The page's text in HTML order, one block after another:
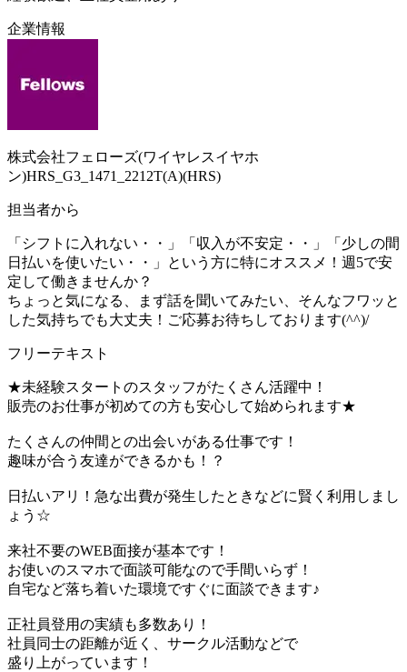
企業情報
株式会社フェローズ(ワイヤレスイヤホ
ン)HRS_G3_1471_2212T(A)(HRS)
担当者から
「シフトに入れない・・」「収入が不安定・・」「少しの間
日払いを使いたい・・」という方に特にオススメ！週5で安
定して働きませんか？
ちょっと気になる、まず話を聞いてみたい、そんなフワッと
した気持ちでも大丈夫！ご応募お待ちしております(^^)/
フリーテキスト
★未経験スタートのスタッフがたくさん活躍中！
販売のお仕事が初めての方も安心して始められます★
たくさんの仲間との出会いがある仕事です！
趣味が合う友達ができるかも！？
日払いアリ！急な出費が発生したときなどに賢く利用しまし
ょう☆
来社不要のWEB面接が基本です！
お使いのスマホで面談可能なので手間いらず！
自宅など落ち着いた環境ですぐに面談できます♪
正社員登用の実績も多数あり！
社員同士の距離が近く、サークル活動などで
盛り上がっています！